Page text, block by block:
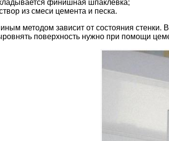
финишная шпаклевка;
из смеси цемента и песка.
методом зависит от состояния стенки.
поверхность нужно при помощи